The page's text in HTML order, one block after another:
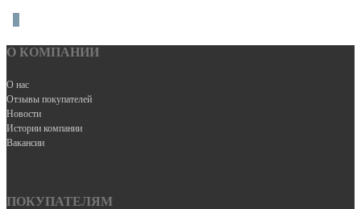
О КОМПАНИИ
О нас
Отзывы покупателей
Новости
Истории компании
Вакансии
ПОКУПАТЕЛЯМ